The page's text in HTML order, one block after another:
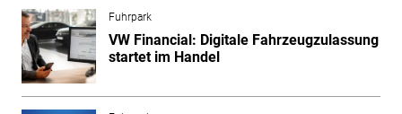
Fuhrpark
VW Financial: Digitale Fahrzeugzulassung
startet im Handel